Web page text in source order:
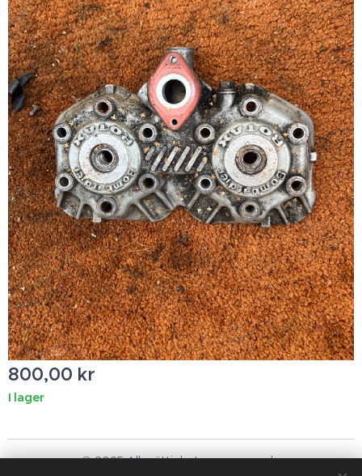
800,00 kr
I lager
© 2025 Alla rättigheter reserverade